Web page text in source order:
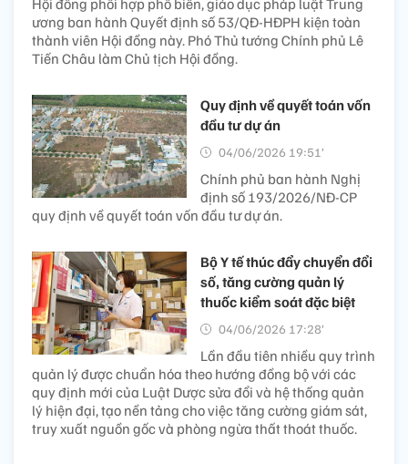
ương ban hành Quyết định số 53/QĐ-HĐPH kiện toàn
thành viên Hội đồng này. Phó Thủ tướng Chính phủ Lê
Tiến Châu làm Chủ tịch Hội đồng.
Quy định về quyết toán vốn
đầu tư dự án
04/06/2026 19:51’
Chính phủ ban hành Nghị
định số 193/2026/NĐ-CP
quy định về quyết toán vốn đầu tư dự án.
Bộ Y tế thúc đẩy chuyển đổi
số, tăng cường quản lý
thuốc kiểm soát đặc biệt
04/06/2026 17:28’
Lần đầu tiên nhiều quy trình
quản lý được chuẩn hóa theo hướng đồng bộ với các
quy định mới của Luật Dược sửa đổi và hệ thống quản
lý hiện đại, tạo nền tảng cho việc tăng cường giám sát,
truy xuất nguồn gốc và phòng ngừa thất thoát thuốc.